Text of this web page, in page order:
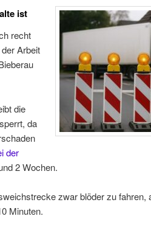
ist
recht
Arbeit
die
da
der
2 Wochen.
zwar blöder zu fahren,
Minuten.